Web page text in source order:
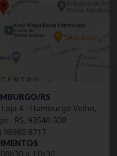
RS
4 - Hamburgo Velho,
- RS, 93540-300
98980-8717